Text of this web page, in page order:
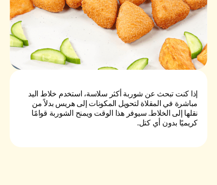
إذا كنت تبحث عن شوربة أكثر سلاسة، استخدم خلاط اليد
مباشرة في المقلاة لتحويل المكونات إلى هريس بدلاً من
نقلها إلى الخلاط. سيوفر هذا الوقت ويمنح الشوربة قوامًا
كريميًا بدون أي كتل.